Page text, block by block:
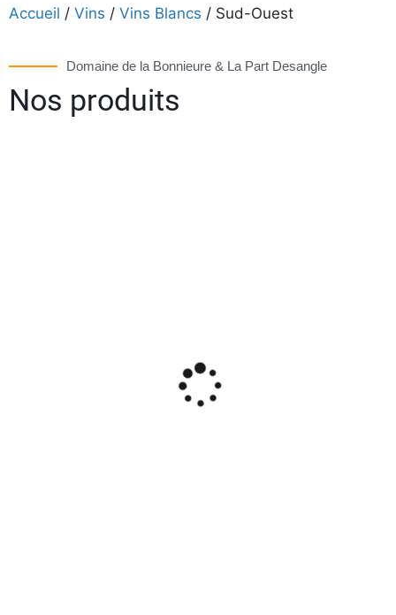
Accueil / Vins / Vins Blancs / Sud-Ouest
Domaine de la Bonnieure & La Part Desangle
Nos produits